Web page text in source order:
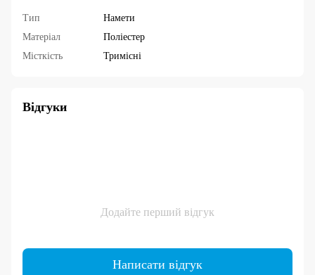
Тип
Намети
Матеріал
Поліестер
Місткість
Тримісні
Відгуки
Додайте перший відгук
Написати відгук